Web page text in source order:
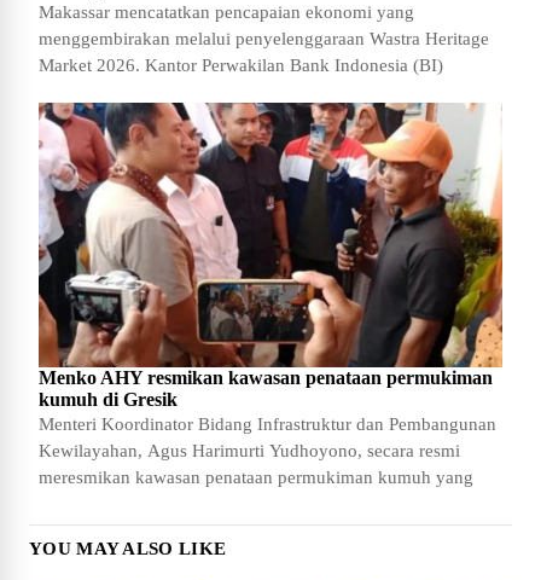
Makassar mencatatkan pencapaian ekonomi yang
menggembirakan melalui penyelenggaraan Wastra Heritage
Market 2026. Kantor Perwakilan Bank Indonesia (BI)
Menko AHY resmikan kawasan penataan permukiman
kumuh di Gresik
Menteri Koordinator Bidang Infrastruktur dan Pembangunan
Kewilayahan, Agus Harimurti Yudhoyono, secara resmi
meresmikan kawasan penataan permukiman kumuh yang
YOU MAY ALSO LIKE